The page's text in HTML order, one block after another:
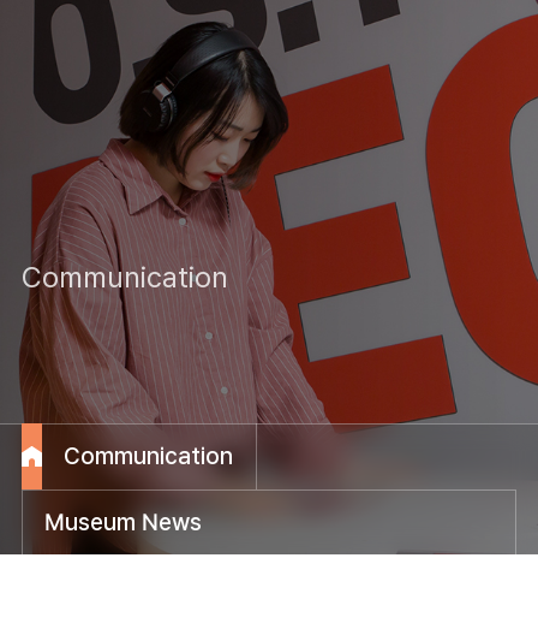
Communication
Communication
Museum News